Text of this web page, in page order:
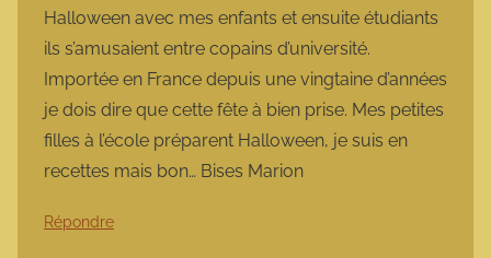
Halloween avec mes enfants et ensuite étudiants
ils s’amusaient entre copains d’université.
Importée en France depuis une vingtaine d’années
je dois dire que cette fête à bien prise. Mes petites
filles à l’école préparent Halloween, je suis en
recettes mais bon… Bises Marion
Répondre